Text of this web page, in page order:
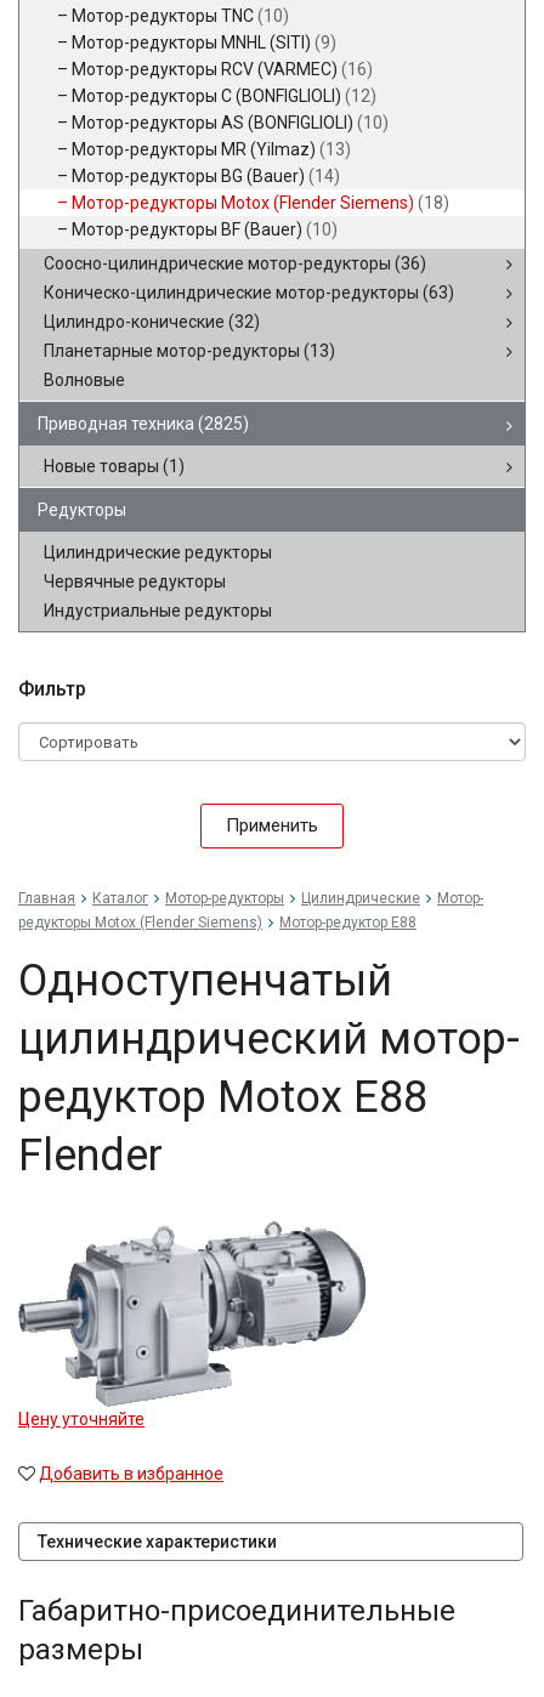
Мотор-редукторы TNC(10)
Мотор-редукторы MNHL (SITI) (9)
Мотор-редукторы RCV (VARMEC) (16)
Мотор-редукторы C (BONFIGLIOLI) (12)
Мотор-редукторы AS (BONFIGLIOLI) (10)
Мотор-редукторы MR (Yilmaz) (13)
Мотор-редукторы BG (Bauer) (14)
Мотор-редукторы Motox (Flender Siemens) (18)
Мотор-редукторы BF (Bauer) (10)
Соосно-цилиндрические мотор-редукторы (36)
Коническо-цилиндрические мотор-редукторы (63)
Цилиндро-конические (32)
Планетарные мотор-редукторы (13)
Волновые
Приводная техника (2825)
Новые товары (1)
Редукторы
Цилиндрические редукторы
Червячные редукторы
Индустриальные редукторы
Фильтр
Применить
Главная Каталог Мотор-редукторы Цилиндрические
Мотор-
редукторы Motox (Flender Siemens)
Мотор-редуктор E88
Одноступенчатый
цилиндрический мотор-
редуктор Motox E88
Flender
Цену уточняйте
Добавить в избранное
Технические характеристики
Габаритно-присоединительные
размеры